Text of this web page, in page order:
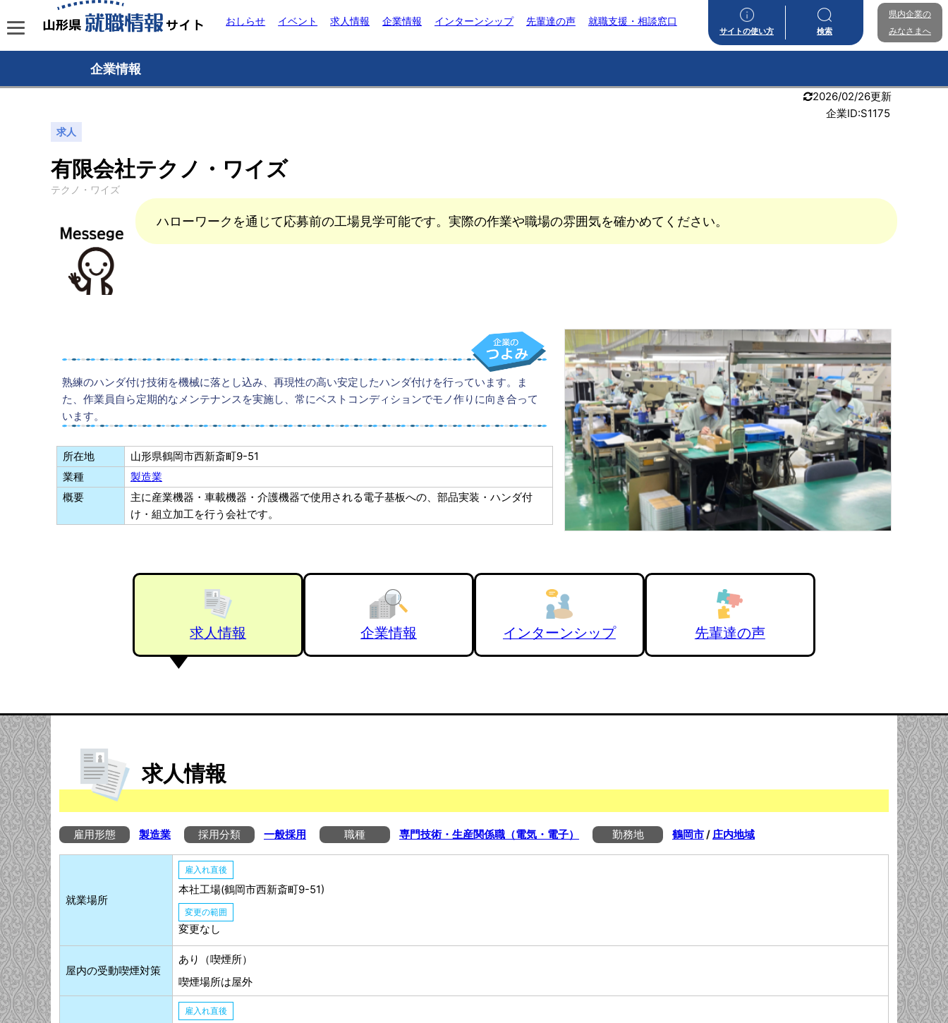
おしらせ イベント 求人情報 企業情報 インターンシップ 先輩達の声 就職支援・相談窓口
サイトの使い方 検索
県内企業の
みなさまへ
企業情報
2026/02/26更新
企業ID:S1175
求人
有限会社テクノ・ワイズ
テクノ・ワイズ
ハローワークを通じて応募前の工場見学可能です。実際の作業や職場の雰囲気を確かめてください。
熟練のハンダ付け技術を機械に落とし込み、再現性の高い安定したハンダ付けを行っています。ま
た、作業員自ら定期的なメンテナンスを実施し、常にベストコンディションでモノ作りに向き合って
います。
所在地
山形県鶴岡市西新斎町9-51
業種
製造業
概要
主に産業機器・車載機器・介護機器で使用される電子基板への、部品実装・ハンダ付
け・組立加工を行う会社です。
求人情報 企業情報 インターンシップ 先輩達の声
求人情報
雇用形態 製造業 採用分類 一般採用 職種 専門技術・生産関係職（電気・電子） 勤務地 鶴岡市/庄内地域
就業場所
雇入れ直後
本社工場(鶴岡市西新斎町9-51)
変更の範囲
変更なし
屋内の受動喫煙対策
あり（喫煙所）
喫煙場所は屋外
雇入れ直後